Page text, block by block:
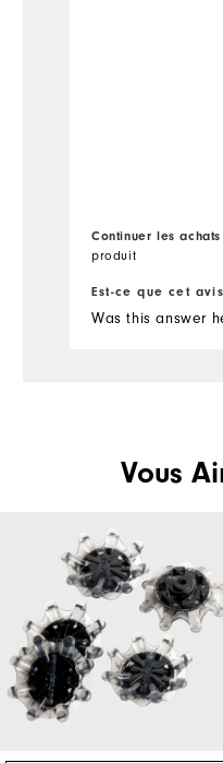
Continuer les achats
produit
Est-ce que cet
Was this answer
Vous